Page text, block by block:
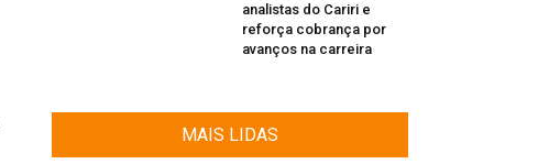
analistas do Cariri e
reforça cobrança por
avanços na carreira
MAIS LIDAS